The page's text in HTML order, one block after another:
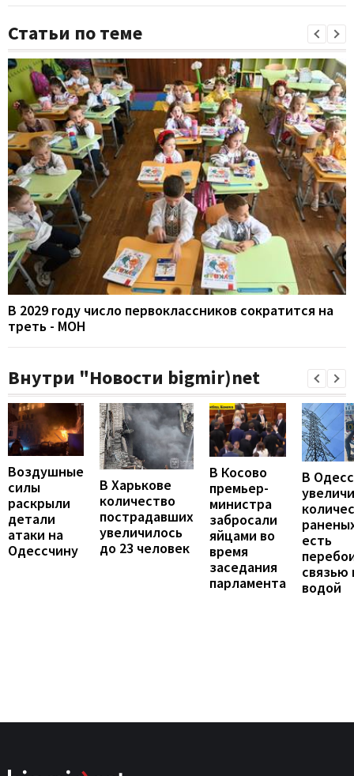
Статьи по теме
В 2029 году число первоклассников сократится на
треть - МОН
Внутри "Новости bigmir)net
Воздушные
силы
раскрыли
детали
атаки на
Одессчину
В Харькове
количество
пострадавших
увеличилось
до 23 человек
В Косово
премьер-
министра
забросали
яйцами во
время
заседания
парламента
В
есть
связью
водой